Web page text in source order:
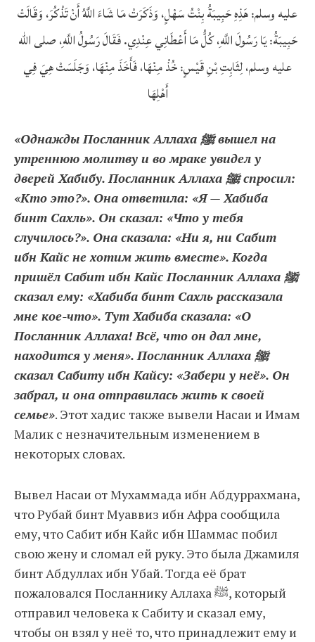
عليه وسلم: هَذِهِ حَبِيبَةُ بِنْتُ سَهْلٍ، وَذَكَرَتْ مَا شَاءَ اللَّهُ أَنْ تَذْكُرَ، وَقَالَتْ
حَبِيبَةُ: يَا رَسُولَ اللَّهِ، كُلُّ مَا أَعْطَانِي عِنْدِي. فَقَالَ رَسُولُ اللَّهِ، صلى الله
عليه وسلم، لِثَابِتِ بْنِ قَيْسٍ: خُذْ مِنْهَا، فَأَخَذَ مِنْهَا، وَجَلَسَتْ هِيَ فِي
أَهْلِهَا
«Однажды Посланник Аллаха ﷺ вышел на
утреннюю молитву и во мраке увидел у
дверей Хабибу. Посланник Аллаха ﷺ спросил:
«Кто это?». Она ответила: «Я — Хабиба
бинт Сахль». Он сказал: «Что у тебя
случилось?». Она сказала: «Ни я, ни Сабит
ибн Кайс не хотим жить вместе». Когда
пришёл Сабит ибн Кайс Посланник Аллаха ﷺ
сказал ему: «Хабиба бинт Сахль рассказала
мне кое-что». Тут Хабиба сказала: «О
Посланник Аллаха! Всё, что он дал мне,
находится у меня». Посланник Аллаха ﷺ
сказал Сабиту ибн Кайсу: «Забери у неё». Он
забрал, и она отправилась жить к своей
семье». Этот хадис также вывели Насаи и Имам
Малик с незначительным изменением в
некоторых словах.
Вывел Насаи от Мухаммада ибн Абдуррахмана,
что Рубай бинт Муаввиз ибн Афра сообщила
ему, что Сабит ибн Кайс ибн Шаммас побил
свою жену и сломал ей руку. Это была Джамиля
бинт Абдуллах ибн Убай. Тогда её брат
пожаловался Посланнику Аллаха ﷺ, который
отправил человека к Сабиту и сказал ему,
чтобы он взял у неё то, что принадлежит ему и